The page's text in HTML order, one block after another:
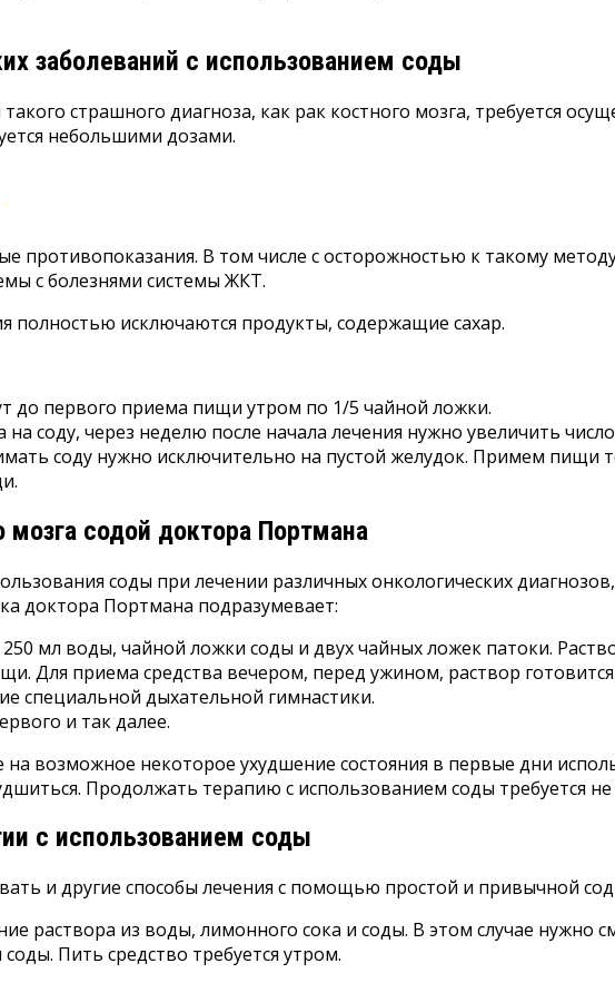
заболеваний с использованием соды
страшного диагноза, как рак костного мозга, требуется
небольшими дозами.
противопоказания. В том числе с осторожностью к такому
с болезнями системы ЖКТ.
полностью исключаются продукты, содержащие сахар.
до первого приема пищи утром по 1/5 чайной ложки.
соду, через неделю после начала лечения нужно увеличить
соду нужно исключительно на пустой желудок. Примем пищи
содой доктора Портмана
соды при лечении различных онкологических
доктора Портмана подразумевает:
мл воды, чайной ложки соды и двух чайных ложек патоки.
Для приема средства вечером, перед ужином, раствор
специальной дыхательной гимнастики.
и так далее.
возможное некоторое ухудшение состояния в первые дни
Продолжать терапию с использованием соды требуется
с использованием соды
и другие способы лечения с помощью простой и привычной
раствора из воды, лимонного сока и соды. В этом случае
Пить средство требуется утром.